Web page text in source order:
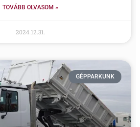
TOVÁBB OLVASOM »
2024.12.31.
GÉPPARKUNK